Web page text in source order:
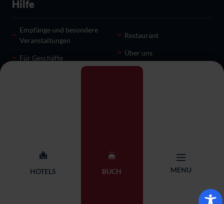
HOTELS BUCH MENU
Hilfe
Empfänge und besondere
Veranstaltungen
Für Geschäfte
Restaurant
Über uns
Adres: ul. Skierniewicka 18,
53-117 Wrocław